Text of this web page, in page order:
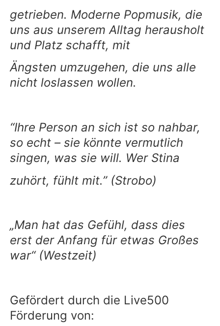
getrieben. Moderne Popmusik, die
uns aus unserem Alltag herausholt
und Platz schafft, mit
Ängsten umzugehen, die uns alle
nicht loslassen wollen.
“Ihre Person an sich ist so nahbar,
so echt – sie könnte vermutlich
singen, was sie will. Wer Stina
zuhört, fühlt mit.” (Strobo)
„Man hat das Gefühl, dass dies
erst der Anfang für etwas Großes
war“ (Westzeit)
Gefördert durch die Live500
Förderung von: